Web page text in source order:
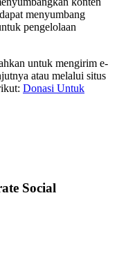
menyumbang
pengelolaan
untuk mengirim e-
atau melalui situs
Donasi Untuk
Social